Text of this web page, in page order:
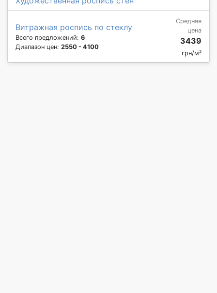
Витражная роспись по стеклу
Всего предложений: 6
Диапазон цен: 2550 - 4100
Средняя
цена
3439
грн/м²